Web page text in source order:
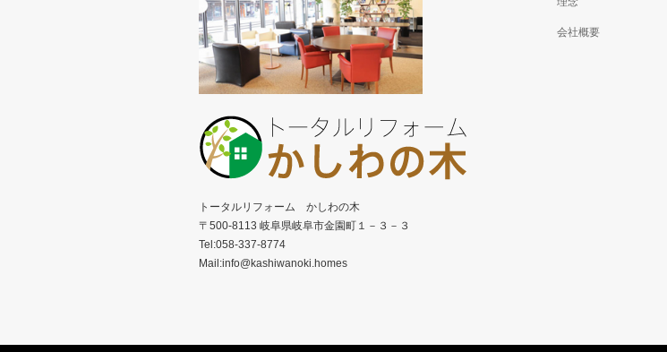
会社概要
トータルリフォーム かしわの木
〒500-8113 岐阜県岐阜市金園町１－３－３
Tel:058-337-8774
Mail:info@kashiwanoki.homes